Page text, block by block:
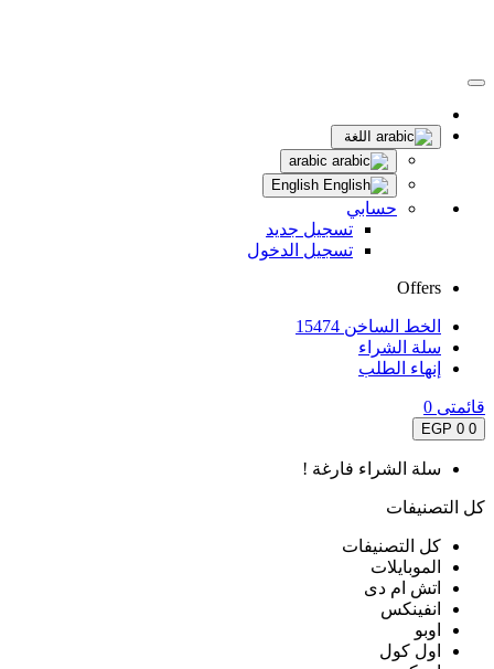
اللغة
حسابي
تسجيل جديد
تسجيل الدخول
Offers
الخط الساخن 15474
سلة الشراء
إنهاء الطلب
قائمتى 0
0
0 EGP
سلة الشراء فارغة !
كل التصنيفات
كل التصنيفات
الموبايلات
اتش ام دى
انفينكس
اوبو
اول كول